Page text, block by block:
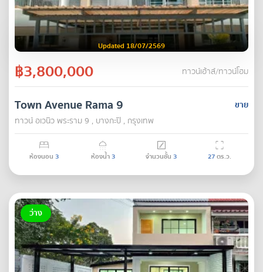
Updated 18/07/2569
฿3,800,000 ทาวน์เฮ้าส์/ทาวน์โฮม
ขาย
Town Avenue Rama 9
ทาวน์ อเวนิว พระราม 9 , บางกะปิ , กรุงเทพ
ห้องนอน 3 ห้องน้ำ3 จำนวนชั้น 3 27ตร.ว.
ว่าง